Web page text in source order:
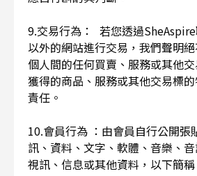
9.交易行為： 若您透過
以外的網站進行交易，我們聲明
個人間的任何買賣、服務或其他
獲得的商品、服務或其他交易標
責任。
10.會員行為 ：由會員自行公開張
訊、資料、文字、軟體、音樂、
視訊、信息或其他資料，以下簡